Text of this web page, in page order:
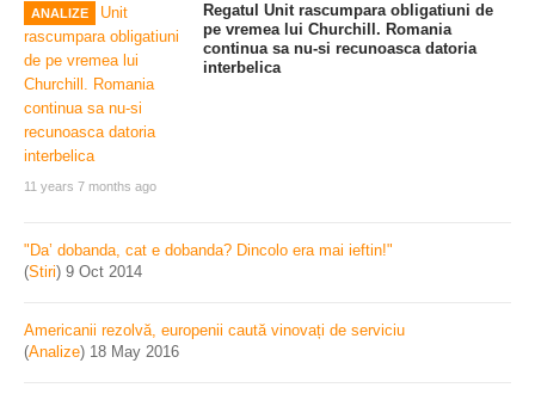
ANALIZE
11 years 7 months ago
Regatul Unit rascumpara obligatiuni de
pe vremea lui Churchill. Romania
continua sa nu-si recunoasca datoria
interbelica
"Da’ dobanda, cat e dobanda? Dincolo era mai ieftin!"
(Stiri) 9 Oct 2014
Americanii rezolvă, europenii caută vinovați de serviciu
(Analize) 18 May 2016